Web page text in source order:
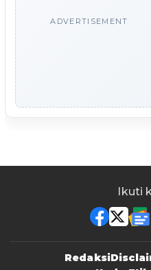
ADVERTISEMENT
Ikuti
Redaksi